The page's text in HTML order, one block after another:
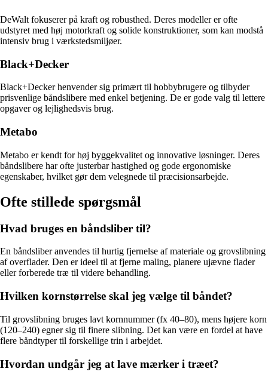
DeWalt fokuserer på kraft og robusthed. Deres modeller er ofte
udstyret med høj motorkraft og solide konstruktioner, som kan modstå
intensiv brug i værkstedsmiljøer.
Black+Decker
Black+Decker henvender sig primært til hobbybrugere og tilbyder
prisvenlige båndslibere med enkel betjening. De er gode valg til lettere
opgaver og lejlighedsvis brug.
Metabo
Metabo er kendt for høj byggekvalitet og innovative løsninger. Deres
båndslibere har ofte justerbar hastighed og gode ergonomiske
egenskaber, hvilket gør dem velegnede til præcisionsarbejde.
Ofte stillede spørgsmål
Hvad bruges en båndsliber til?
En båndsliber anvendes til hurtig fjernelse af materiale og grovslibning
af overflader. Den er ideel til at fjerne maling, planere ujævne flader
eller forberede træ til videre behandling.
Hvilken kornstørrelse skal jeg vælge til båndet?
Til grovslibning bruges lavt kornnummer (fx 40–80), mens højere korn
(120–240) egner sig til finere slibning. Det kan være en fordel at have
flere båndtyper til forskellige trin i arbejdet.
Hvordan undgår jeg at lave mærker i træet?